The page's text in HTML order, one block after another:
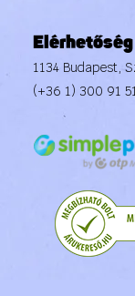
Elérhetőség
1134 Budapest,
(+36 1) 300 91